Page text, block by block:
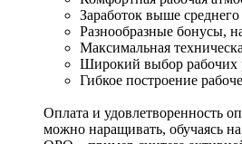
Заработок выше
Разнообразные бонусы,
Максимальная
Широкий выбор рабочих
Гибкое построение
Оплата и удовлетворенность
можно наращивать, обучаясь